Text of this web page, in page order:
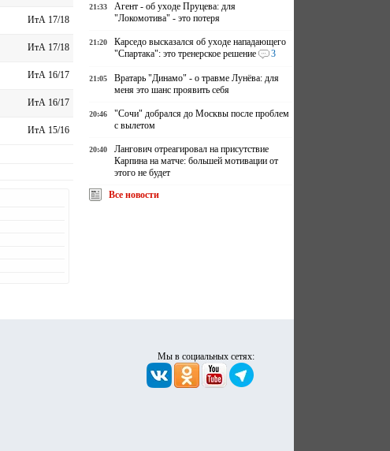
ИтА 17/18
ИтА 17/18
ИтА 16/17
ИтА 16/17
ИтА 15/16
21:33
Агент - об уходе Пруцева: для
"Локомотива" - это потеря
21:20
Карседо высказался об уходе нападающего
"Спартака": это тренерское решение
3
21:05
Вратарь "Динамо" - о травме Лунёва: для
меня это шанс проявить себя
20:46
"Сочи" добрался до Москвы после проблем
с вылетом
20:40
Лангович отреагировал на присутствие
Карпина на матче: большей мотивации от
этого не будет
Все новости
Мы в социальных сетях: